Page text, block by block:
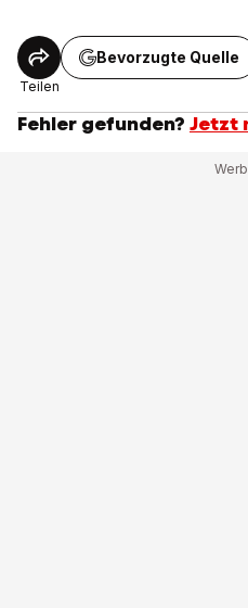
Teilen
Bevorzugte Quelle
Fehler gefunden? Jetzt